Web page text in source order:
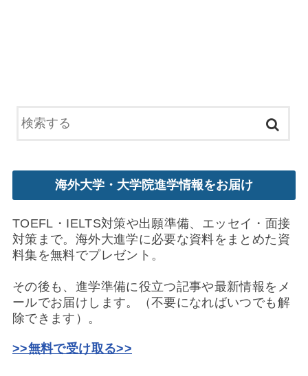
海外大学・大学院進学情報をお届け
TOEFL・IELTS対策や出願準備、エッセイ・面接
対策まで。海外大進学に必要な資料をまとめた資
料集を無料でプレゼント。
その後も、進学準備に役立つ記事や最新情報をメ
ールでお届けします。（不要になればいつでも解
除できます）。
>>無料で受け取る>>